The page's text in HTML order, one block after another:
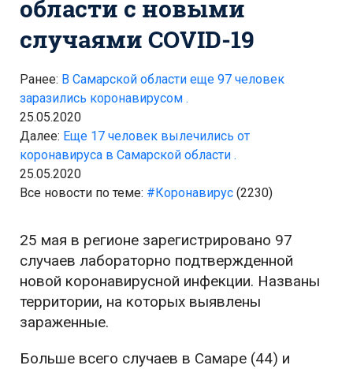
Неделя Тольятти
области с новыми
случаями COVID-19
Ранее: В Самарской области еще 97 человек
заразились коронавирусом .
25.05.2020
Далее: Еще 17 человек вылечились от
коронавируса в Самарской области .
25.05.2020
Все новости по теме: #Коронавирус (2230)
25 мая в регионе зарегистрировано 97
случаев лабораторно подтвержденной
новой коронавирусной инфекции. Названы
территории, на которых выявлены
зараженные.
Больше всего случаев в Самаре (44) и